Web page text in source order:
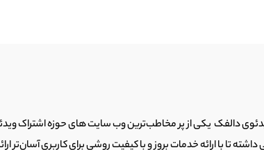
با ارائه خدمات بروز و با کیفیت روشی برای کاربری آسان‌تر